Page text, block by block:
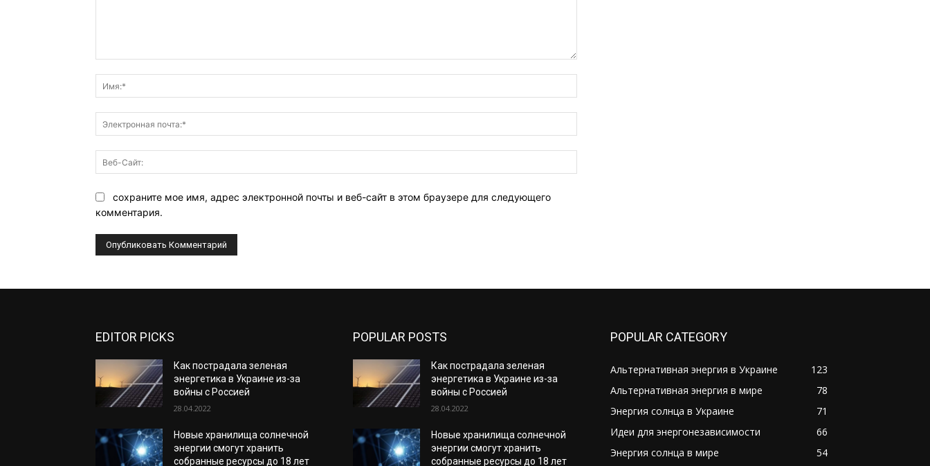
почта:*
Сайт:
сохраните мое имя, адрес электронной почты и веб-сайт в этом браузере для следующего
комментария.
EDITOR PICKS
Как пострадала зеленая
энергетика в Украине из-за
войны с Россией
28.04.2022
Новые хранилища солнечной
энергии смогут хранить
собранные ресурсы до 18 лет
POPULAR POSTS
Как пострадала зеленая
энергетика в Украине из-за
войны с Россией
28.04.2022
Новые хранилища солнечной
энергии смогут хранить
собранные ресурсы до 18 лет
POPULAR CATEGORY
Альтернативная энергия в Украине
123
Альтернативная энергия в мире
78
Энергия солнца в Украине
71
Идеи для энергонезависимости
66
Энергия солнца в мире
54